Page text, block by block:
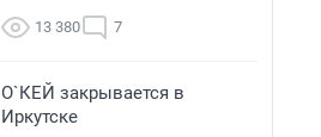
13 380 7
О`КЕЙ закрывается в
Иркутске